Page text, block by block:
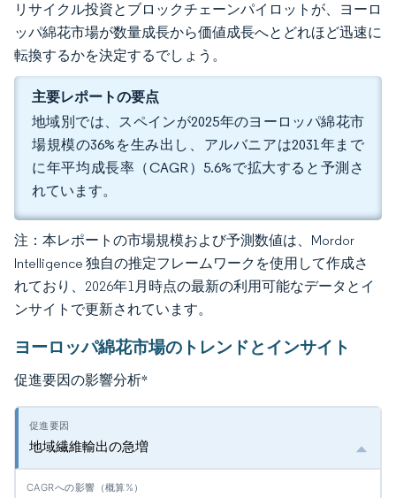
リサイクル投資とブロックチェーンパイロットが、ヨーロ
ッパ綿花市場が数量成長から価値成長へとどれほど迅速に
転換するかを決定するでしょう。
主要レポートの要点
地域別では、スペインが2025年のヨーロッパ綿花市
場規模の36%を生み出し、アルバニアは2031年まで
に年平均成長率（CAGR）5.6%で拡大すると予測さ
れています。
注：本レポートの市場規模および予測数値は、Mordor
Intelligence 独自の推定フレームワークを使用して作成さ
れており、2026年1月時点の最新の利用可能なデータとイ
ンサイトで更新されています。
ヨーロッパ綿花市場のトレンドとインサイト
促進要因の影響分析*
地域繊維輸出の急増